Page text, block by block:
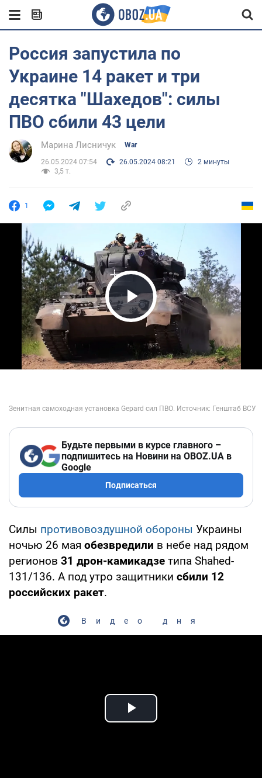
Россия запустила по
Украине 14 ракет и три
десятка "Шахедов": силы
ПВО сбили 43 цели
Марина Лисничук War
26.05.2024 07:54 26.05.2024 08:21
2 минуты
3,5 т.
1
Play Video
Будьте первыми в курсе главного –
подпишитесь на Новини на OBOZ.UA в
Google
Подписаться
Силы противовоздушной обороны Украины
ночью 26 мая обезвредили в небе над рядом
регионов 31 дрон-камикадзе типа Shahed-
131/136. А под утро защитники сбили 12
российских ракет.
Видео дня
Play Video